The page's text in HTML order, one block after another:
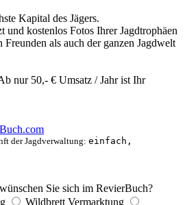
Kapital des Jägers.
und kostenlos Fotos Ihrer Jagdtrophäen
als auch der ganzen Jagdwelt
nur 50,- € Umsatz / Jahr ist Ihr
der Jagdverwaltung: einfach,
Sie sich im RevierBuch?
Wildbrett Vermarktung